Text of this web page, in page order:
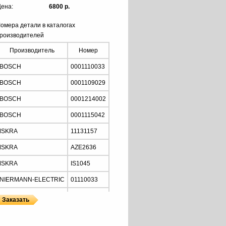
6800 р.
детали в каталогах
Производитель Номер
BOSCH 0001110033
BOSCH 0001109029
BOSCH 0001214002
BOSCH 0001115042
ISKRA 11131157
ISKRA AZE2636
ISKRA IS1045
NIERMANN-ELECTRIC 01110033